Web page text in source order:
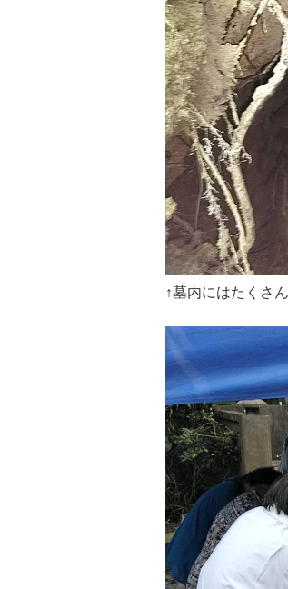
↑墓内にはたくさ